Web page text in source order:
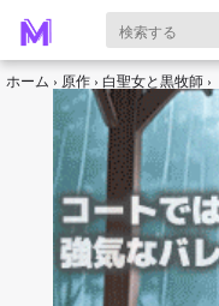
ホーム 原作 白聖女と黒牧師